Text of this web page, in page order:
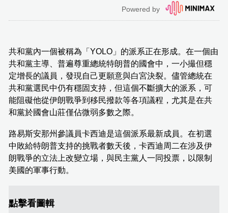
共和黨內一個被稱為「YOLO」的派系正在形成。在一個由
共和黨主導、普遍尊重總統特朗普的國會中，一小撮但穩
定增長的議員，發現自己更願意與白宮決裂。儘管總統在
共和黨選民中仍有穩固支持，但這個不斷擴大的派系，可
能阻礙他從伊朗戰爭到移民撥款等各項議程，尤其是在共
和黨於國會山莊僅佔微弱多數之際。
路易斯安那州參議員卡西迪是這個派系最新成員。在初選
中敗給特朗普支持的挑戰者數天後，卡西迪周二在涉及伊
朗戰爭的立法上改變立場，與民主黨人一同投票，以限制
美國的軍事行動。
點擊看圖輯